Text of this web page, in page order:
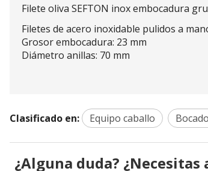
Filete oliva SEFTON inox embocadura
Filetes de acero inoxidable pulidos a
Grosor embocadura: 23 mm
Diámetro anillas: 70 mm
Clasificado en: Equipo caballo
¿Alguna duda?